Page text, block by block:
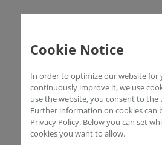
nutrientes en
plantas
quieren
sus plantas
especialmente
Cookie Notice
In order to optimize our website for
continuously improve it, we use
use the website, you consent to the
Further information on cookies can
Privacy Policy. Below you can set
cookies you want to allow.